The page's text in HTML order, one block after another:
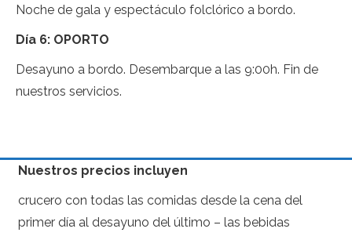
Noche de gala y espectáculo folclórico a bordo.
Día 6: OPORTO
Desayuno a bordo. Desembarque a las 9:00h. Fin de
nuestros servicios.
Nuestros precios incluyen
crucero con todas las comidas desde la cena del
primer día al desayuno del último – las bebidas